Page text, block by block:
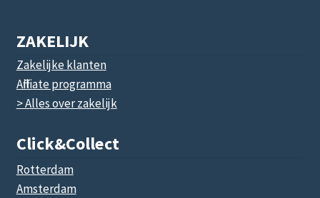
ZAKELIJK
Zakelijke klanten
Affiliate programma
> Alles over zakelijk
Click&collect
Rotterdam
Amsterdam